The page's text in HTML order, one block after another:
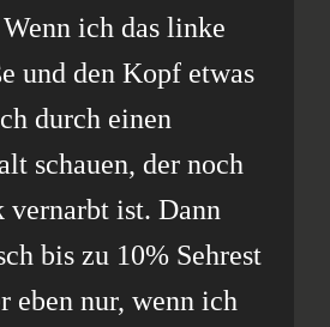
ich das linke
und den Kopf etwas
durch einen
schauen, der noch
vernarbt ist. Dann
bis zu 10% Sehrest
eben nur, wenn ich